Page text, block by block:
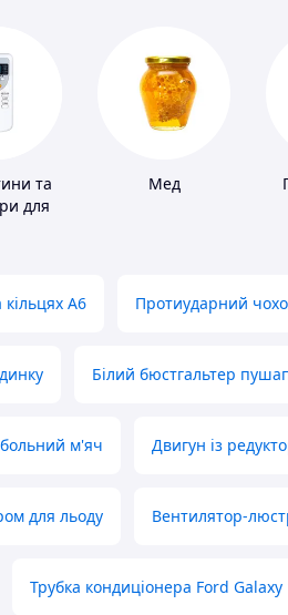
та
для
Мед
А6 Протиударний
Білий бюстгальтер
м'яч Двигун із
для льоду Вентилятор-
Трубка кондиціонера Ford